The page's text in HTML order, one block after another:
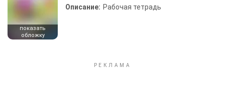
показать
обложку
Описание: Рабочая тетрадь